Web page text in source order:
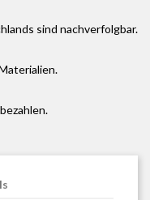
sind nachverfolgbar.